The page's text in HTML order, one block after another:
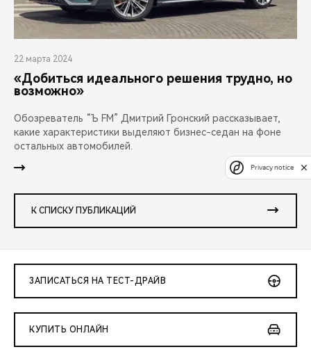
22 марта 2024
«Добиться идеального решения трудно, но
возможно»
Обозреватель “Ъ FM” Дмитрий Гронский рассказывает,
какие характеристики выделяют бизнес-седан на фоне
остальных автомобилей.
К СПИСКУ ПУБЛИКАЦИЙ
ЗАПИСАТЬСЯ НА ТЕСТ-ДРАЙВ
КУПИТЬ ОНЛАЙН
Privacy notice